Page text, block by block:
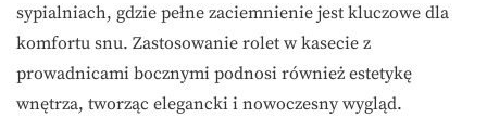
sypialniach, gdzie pełne zaciemnienie jest kluczowe dla
komfortu snu. Zastosowanie rolet w kasecie z
prowadnicami bocznymi podnosi również estetykę
wnętrza, tworząc elegancki i nowoczesny wygląd.